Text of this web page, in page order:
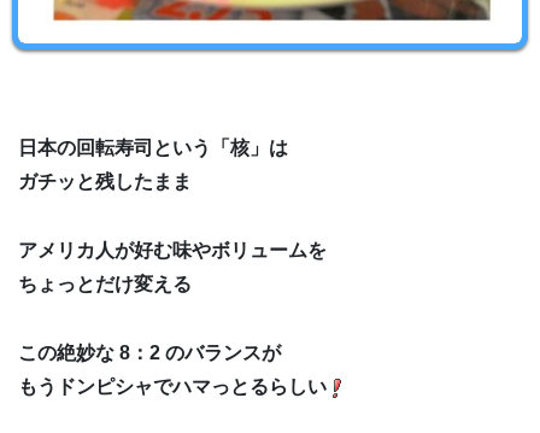
日本の回転寿司という「核」は
ガチッと残したまま
アメリカ人が好む味やボリュームを
ちょっとだけ変える
この絶妙な 8：2 のバランスが
もうドンピシャでハマっとるらしい